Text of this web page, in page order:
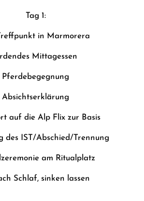
Tag 1:
in Marmorera
Mittagessen
Pferdebegegnung
Absichtserklärung
auf die Alp Flix zur Basis
des IST/Abschied/Trennung
am Ritualplatz
Schlaf, sinken lassen